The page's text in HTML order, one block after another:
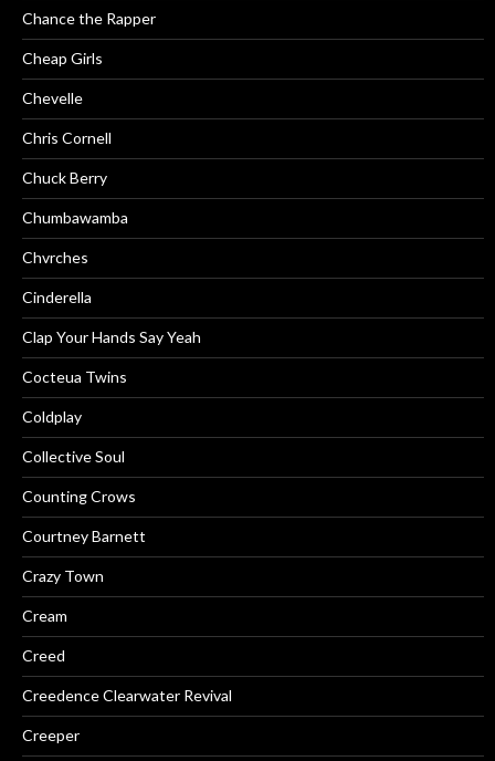
Chance the Rapper
Cheap Girls
Chevelle
Chris Cornell
Chuck Berry
Chumbawamba
Chvrches
Cinderella
Clap Your Hands Say Yeah
Cocteua Twins
Coldplay
Collective Soul
Counting Crows
Courtney Barnett
Crazy Town
Cream
Creed
Creedence Clearwater Revival
Creeper